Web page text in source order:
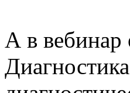
А в вебинар